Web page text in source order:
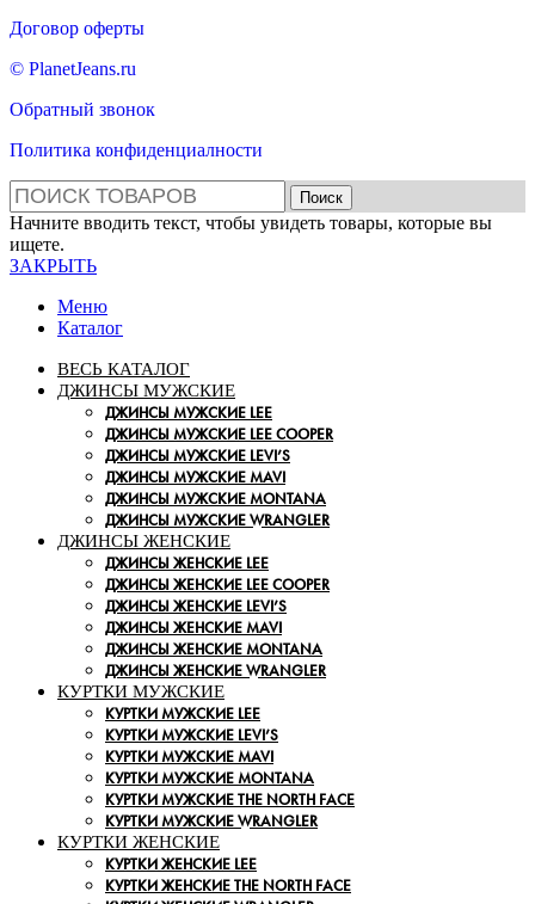
Договор оферты
© PlanetJeans.ru
Обратный звонок
Политика конфиденциалности
Поиск
Начните вводить текст, чтобы увидеть товары, которые вы
ищете.
ЗАКРЫТЬ
Меню
Каталог
ВЕСЬ КАТАЛОГ
ДЖИНСЫ МУЖСКИЕ
ДЖИНСЫ МУЖСКИЕ LEE
ДЖИНСЫ МУЖСКИЕ LEE COOPER
ДЖИНСЫ МУЖСКИЕ LEVI’S
ДЖИНСЫ МУЖСКИЕ MAVI
ДЖИНСЫ МУЖСКИЕ MONTANA
ДЖИНСЫ МУЖСКИЕ WRANGLER
ДЖИНСЫ ЖЕНСКИЕ
ДЖИНСЫ ЖЕНСКИЕ LEE
ДЖИНСЫ ЖЕНСКИЕ LEE COOPER
ДЖИНСЫ ЖЕНСКИЕ LEVI’S
ДЖИНСЫ ЖЕНСКИЕ MAVI
ДЖИНСЫ ЖЕНСКИЕ MONTANA
ДЖИНСЫ ЖЕНСКИЕ WRANGLER
КУРТКИ МУЖСКИЕ
КУРТКИ МУЖСКИЕ LEE
КУРТКИ МУЖСКИЕ LEVI’S
КУРТКИ МУЖСКИЕ MAVI
КУРТКИ МУЖСКИЕ MONTANA
КУРТКИ МУЖСКИЕ THE NORTH FACE
КУРТКИ МУЖСКИЕ WRANGLER
КУРТКИ ЖЕНСКИЕ
КУРТКИ ЖЕНСКИЕ LEE
КУРТКИ ЖЕНСКИЕ THE NORTH FACE